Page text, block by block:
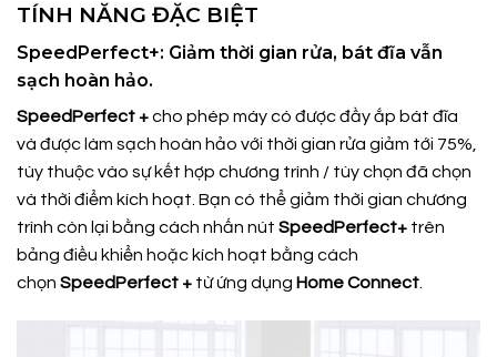
TÍNH NĂNG ĐẶC BIỆT
SpeedPerfect+: Giảm thời gian rửa, bát đĩa vẫn
sạch hoàn hảo.
SpeedPerfect +cho phép máy có được đầy ắp bát đĩa
và được làm sạch hoàn hảo với thời gian rửa giảm tới 75%,
tùy thuộc vào sự kết hợp chương trình / tùy chọn đã chọn
và thời điểm kích hoạt. Bạn có thể giảm thời gian chương
trình còn lại bằng cách nhấn nút SpeedPerfect+ trên
bảng điều khiển hoặc kích hoạt bằng cách
chọn SpeedPerfect + từ ứng dụng Home Connect